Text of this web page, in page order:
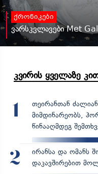
ქრონიკები
ვარსკვლავები Met
კვირის ყველაზე
1
თეირანთან
მიმდინარეობს,
წინააღმდეგ
2
ირანსა და ომანს
დაკავშირებით